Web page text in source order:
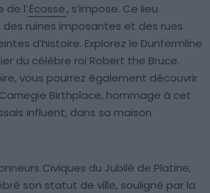
de l’Écosse, s’impose. Ce lieu
ruines imposantes et des rues
d’histoire. Explorez le Dunfermline
du célèbre roi Robert the Bruce.
vous pourrez également découvrir
Birthplace, hommage à cet
influent, dans sa maison
Civiques du Jubilé de Platine,
son statut de ville, souligné par la